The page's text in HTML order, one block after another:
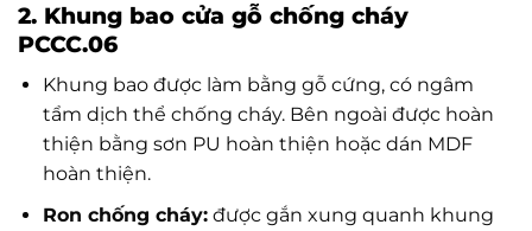
2. Khung bao cửa gỗ chống cháy
PCCC.06
Khung bao được làm bằng gỗ cứng, có ngâm
tẩm dịch thể chống cháy. Bên ngoài được hoàn
thiện bằng sơn PU hoàn thiện hoặc dán MDF
hoàn thiện.
Ron chống cháy:được gắn xung quanh khung